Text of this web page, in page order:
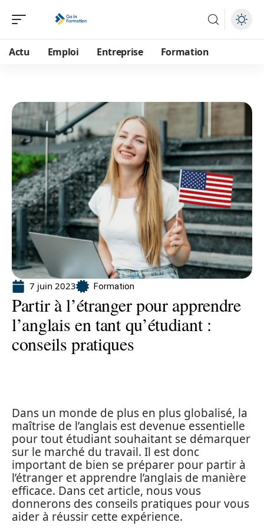
Actu Emploi Entreprise Formation
7 juin 2023 Formation
Partir à l’étranger pour apprendre
l’anglais en tant qu’étudiant :
conseils pratiques
Dans un monde de plus en plus globalisé, la
maîtrise de l’anglais est devenue essentielle
pour tout étudiant souhaitant se démarquer
sur le marché du travail. Il est donc
important de bien se préparer pour partir à
l’étranger et apprendre l’anglais de manière
efficace. Dans cet article, nous vous
donnerons des conseils pratiques pour vous
aider à réussir cette expérience.